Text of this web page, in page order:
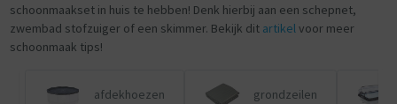
schoonmaakset in huis te hebben! Denk hierbij aan een schepnet,
zwembad stofzuiger of een skimmer. Bekijk dit artikel voor meer
schoonmaak tips!
afdekhoezen grondzeilen